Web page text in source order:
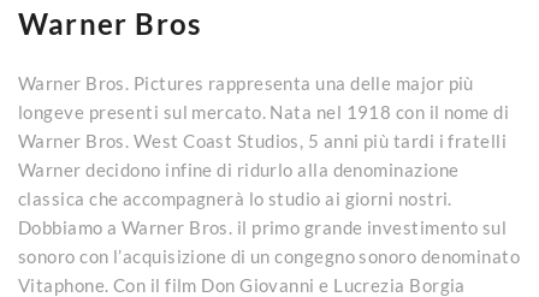
Warner Bros
Warner Bros. Pictures rappresenta una delle major più
longeve presenti sul mercato. Nata nel 1918 con il nome di
Warner Bros. West Coast Studios, 5 anni più tardi i fratelli
Warner decidono infine di ridurlo alla denominazione
classica che accompagnerà lo studio ai giorni nostri.
Dobbiamo a Warner Bros. il primo grande investimento sul
sonoro con l’acquisizione di un congegno sonoro denominato
Vitaphone. Con il film Don Giovanni e Lucrezia Borgia